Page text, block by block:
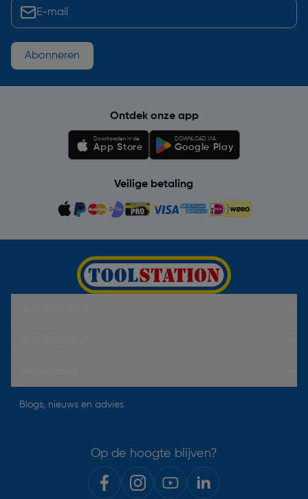
Abonneren
Ontdek onze app
Downloaden in de
App Store
DOWNLOAD VIA
Google Play
Veilige betaling
Blogs, nieuws en advies
Op de hoogte blijven?